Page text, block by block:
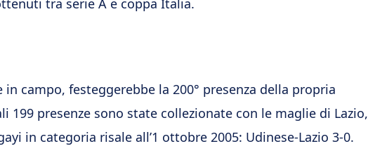
tra serie A e coppa Italia.
in campo, festeggerebbe la 200° presenza della propria
199 presenze sono state collezionate con le maglie di Lazio,
in categoria risale all’1 ottobre 2005: Udinese-Lazio 3-0.